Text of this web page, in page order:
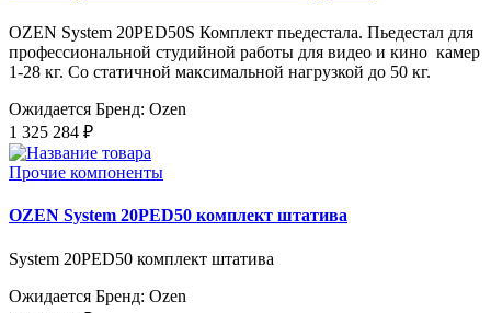
OZEN System 20PED50S Комплект пьедестала. Пьедестал для
профессиональной студийной работы для видео и кино камер
1-28 кг. Со статичной максимальной нагрузкой до 50 кг.
Ожидается Бренд: Ozen
1 325 284 ₽
Прочие компоненты
OZEN System 20PED50 комплект штатива
System 20PED50 комплект штатива
Ожидается Бренд: Ozen